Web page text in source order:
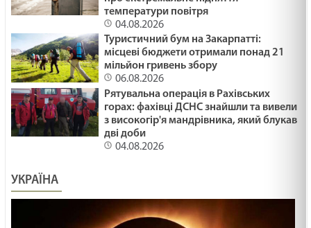
температури повітря
04.08.2026
Туристичний бум на Закарпатті:
місцеві бюджети отримали понад 21
мільйон гривень збору
06.08.2026
Рятувальна операція в Рахівських
горах: фахівці ДСНС знайшли та вивели
з високогір'я мандрівника, який блукав
дві доби
04.08.2026
УКРАЇНА